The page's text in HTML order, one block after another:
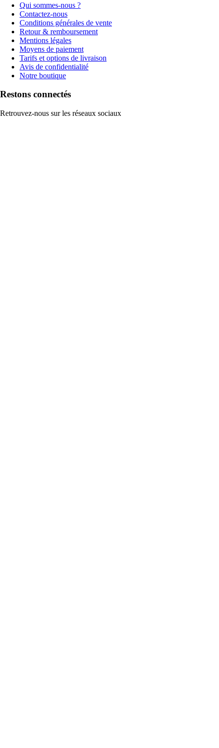
Qui sommes-nous ?
Contactez-nous
Conditions générales de vente
Retour & remboursement
Mentions légales
Moyens de paiement
Tarifs et options de livraison
Avis de confidentialité
Notre boutique
Restons connectés
Retrouvez-nous sur les réseaux sociaux